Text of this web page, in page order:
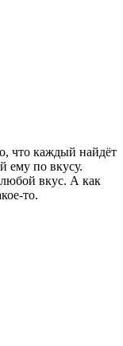
что каждый найдёт
ему по вкусу.
вкус. А как
то.